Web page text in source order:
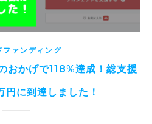
ファンディング
おかげで118%達成！総支援
に到達しました！